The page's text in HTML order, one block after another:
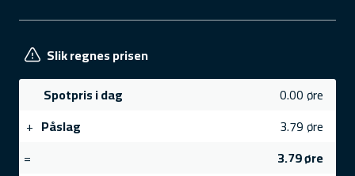
Slik regnes prisen
Spotpris i dag
0.00 øre
+ Påslag
3.79 øre
=
3.79 øre